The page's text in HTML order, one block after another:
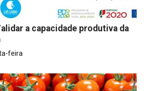
a capacidade produtiva da
feira